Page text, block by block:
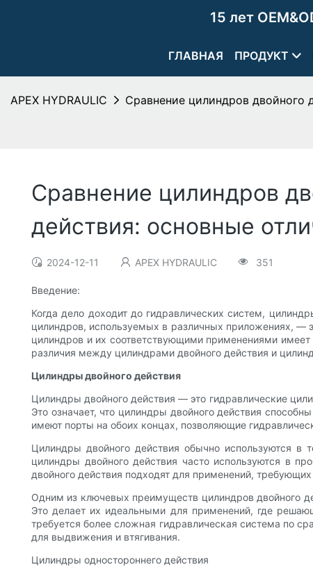
15 лет
ГЛАВНАЯ ПРОДУКТ
APEX HYDRAULIC Сравнение цилиндров двойного
Сравнение цилиндров
действия: основные
2024-12-11 APEX HYDRAULIC 351
Введение:
Когда дело доходит до гидравлических систем,
цилиндров, используемых в различных приложениях, —
цилиндров и их соответствующими применениями
различия между цилиндрами двойного действия и
Цилиндры двойного действия
Цилиндры двойного действия — это гидравлические
Это означает, что цилиндры двойного действия
имеют порты на обоих концах, позволяющие
Цилиндры двойного действия обычно используются
цилиндры двойного действия часто используются в
двойного действия подходят для применений,
Одним из ключевых преимуществ цилиндров двойного
Это делает их идеальными для применений, где
требуется более сложная гидравлическая система по
для выдвижения и втягивания.
Цилиндры одностороннего действия